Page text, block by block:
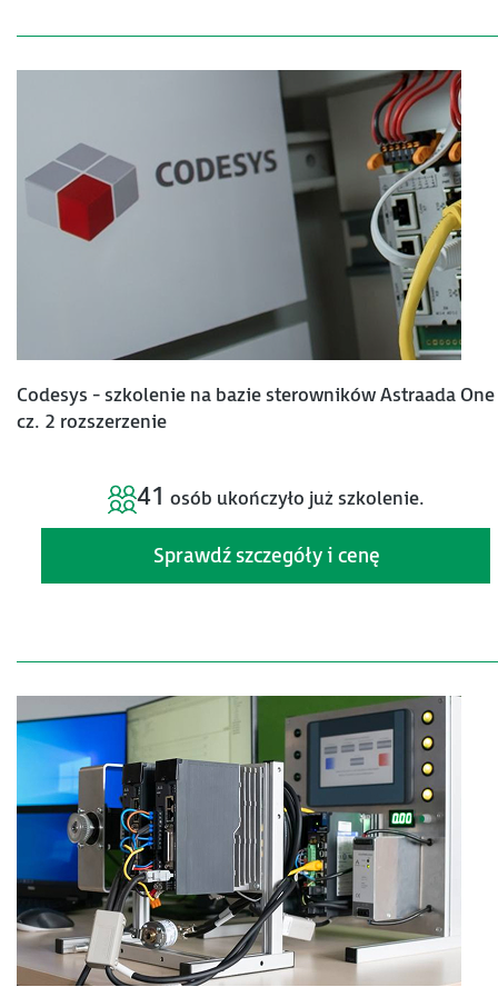
Codesys - szkolenie na bazie sterowników Astraada
cz. 2 rozszerzenie
41 osób ukończyło już szkolenie.
Sprawdź szczegóły i cenę